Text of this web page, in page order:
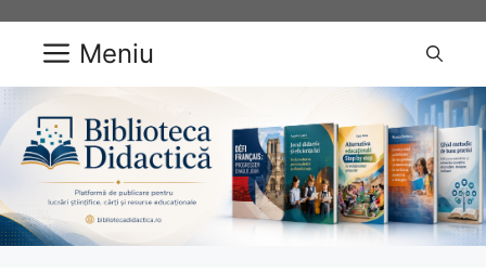
conținut Meniu